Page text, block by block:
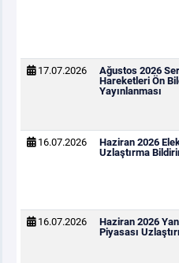
17.07.2026
Ağustos 2026
Hareketleri Ön
Yayınlanması
16.07.2026
Haziran 2026
Uzlaştırma
16.07.2026
Haziran 2026
Piyasası